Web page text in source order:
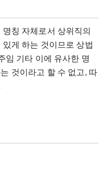
칭 자체로서 상위직의
게 하는 것이므로 상법
임 기타 이에 유사한 명
것이라고 할 수 없고, 따